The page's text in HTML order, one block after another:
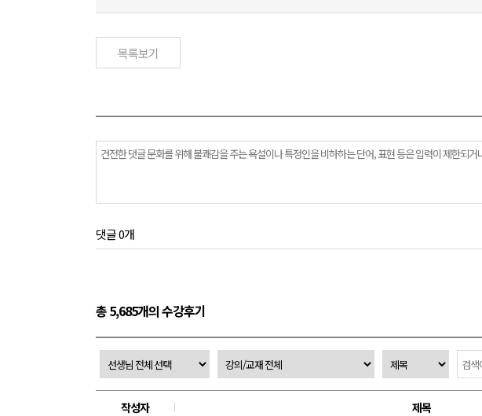
목록보기
댓글 0개
총 5,685개의 수강후기
작성자 제목